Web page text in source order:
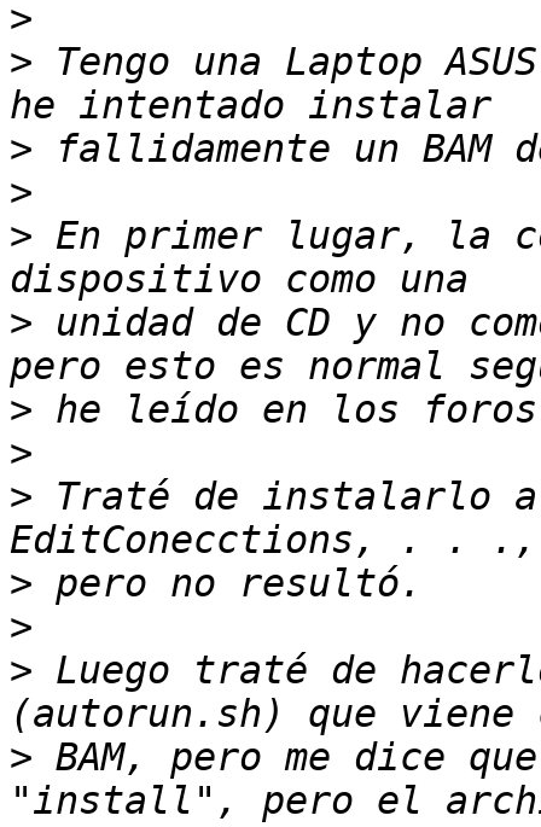
>
> Tengo una Laptop
>
>
> En primer lugar, la
> unidad de CD y no
>
>
> Traté de instalarlo
>
>
> Luego traté de
> BAM, pero me dice